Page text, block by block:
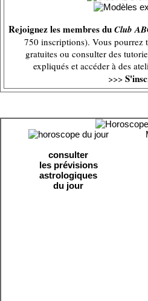
Rejoignez les membres duClub
750 inscriptions). Vous pourrez
gratuites ou consulter des
expliqués et accéder à des
>>>
consulter
les prévisions
astrologiques
du jour